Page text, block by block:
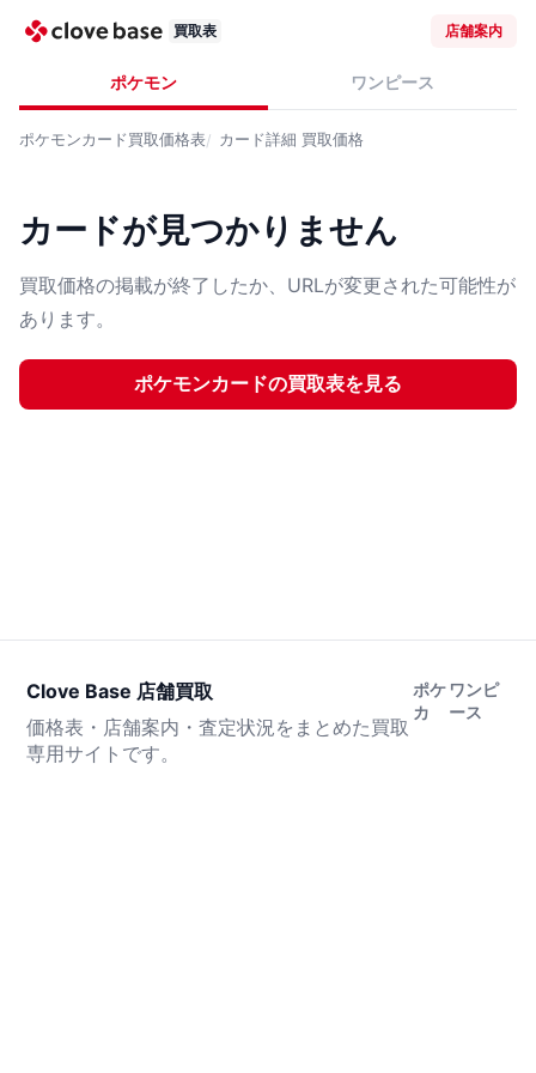
買取表 店舗案内
ポケモン ワンピース
ポケモンカード買取価格表 カード詳細 買取価格
カードが見つかりません
買取価格の掲載が終了したか、URLが変更された可能性が
あります。
ポケモンカードの買取表を見る
Clove Base 店舗買取
価格表・店舗案内・査定状況をまとめた買取
専用サイトです。
ポケ
カ
ワンピ
ース